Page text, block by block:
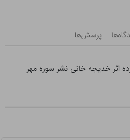
پرسش‌ها
اثر خدیجه خانی نشر سوره مهر